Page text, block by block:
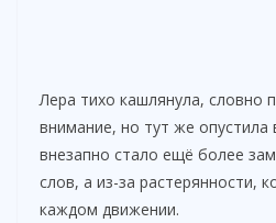
Лера тихо кашлянула, словно
внимание, но тут же опустила
внезапно стало ещё более
слов, а из-за растерянности,
каждом движении.